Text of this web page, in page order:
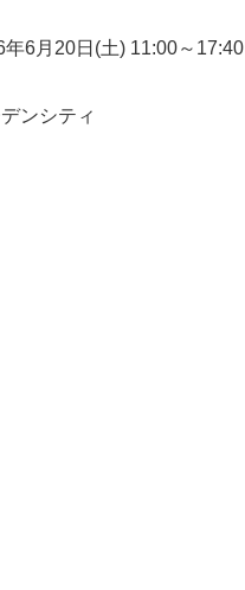
年6月20日(土) 11:00～17:40
ンシティ